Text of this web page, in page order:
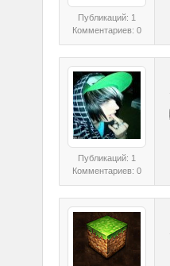
Публикаций: 1
Комментариев: 0
Публикаций: 1
Комментариев: 0